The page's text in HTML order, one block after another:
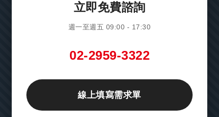
立即免費諮詢
週一至週五 09:00 - 17:30
02-2959-3322
線上填寫需求單